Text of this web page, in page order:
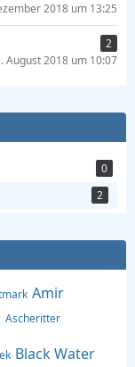
2018 um 13:25
2
August 2018 um 10:07
0
2
Amir
Ascheritter
Black Water